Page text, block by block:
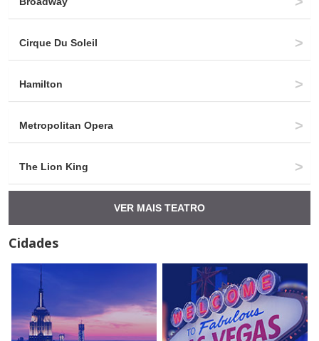
Cirque Du Soleil
Hamilton
Metropolitan Opera
The Lion King
VER MAIS TEATRO
Cidades